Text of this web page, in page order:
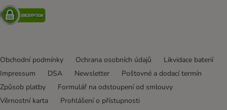
Security
Obchodní podmínky Ochrana osobních údajů
Likvidace baterií
Impressum
DSA Newsletter
Poštovné a dodací termín
Způsob platby
Formulář na odstoupení od smlouvy
Věrnostní karta
Prohlášení o přístupnosti